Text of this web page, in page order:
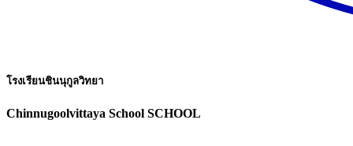
โรงเรียนชินนุกูลวิทยา
Chinnugoolvittaya School SCHOOL